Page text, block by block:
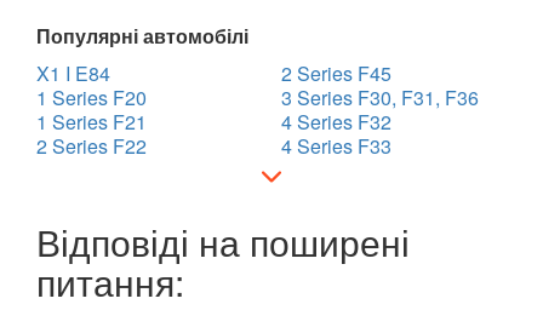
Популярні автомобілі
X1 I E84
1 Series F20
1 Series F21
2 Series F22
2 Series F45
3 Series F30, F31, F36
4 Series F32
4 Series F33
Відповіді на поширені
питання: